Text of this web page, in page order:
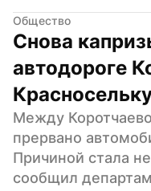
Общество
Снова
автодороге
Между
прервано
Причиной стала
сообщил